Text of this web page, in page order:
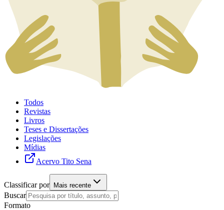
Todos
Revistas
Livros
Teses e Dissertações
Legislações
Mídias
Acervo Tito Sena
Classificar por Mais recente
Buscar
Formato